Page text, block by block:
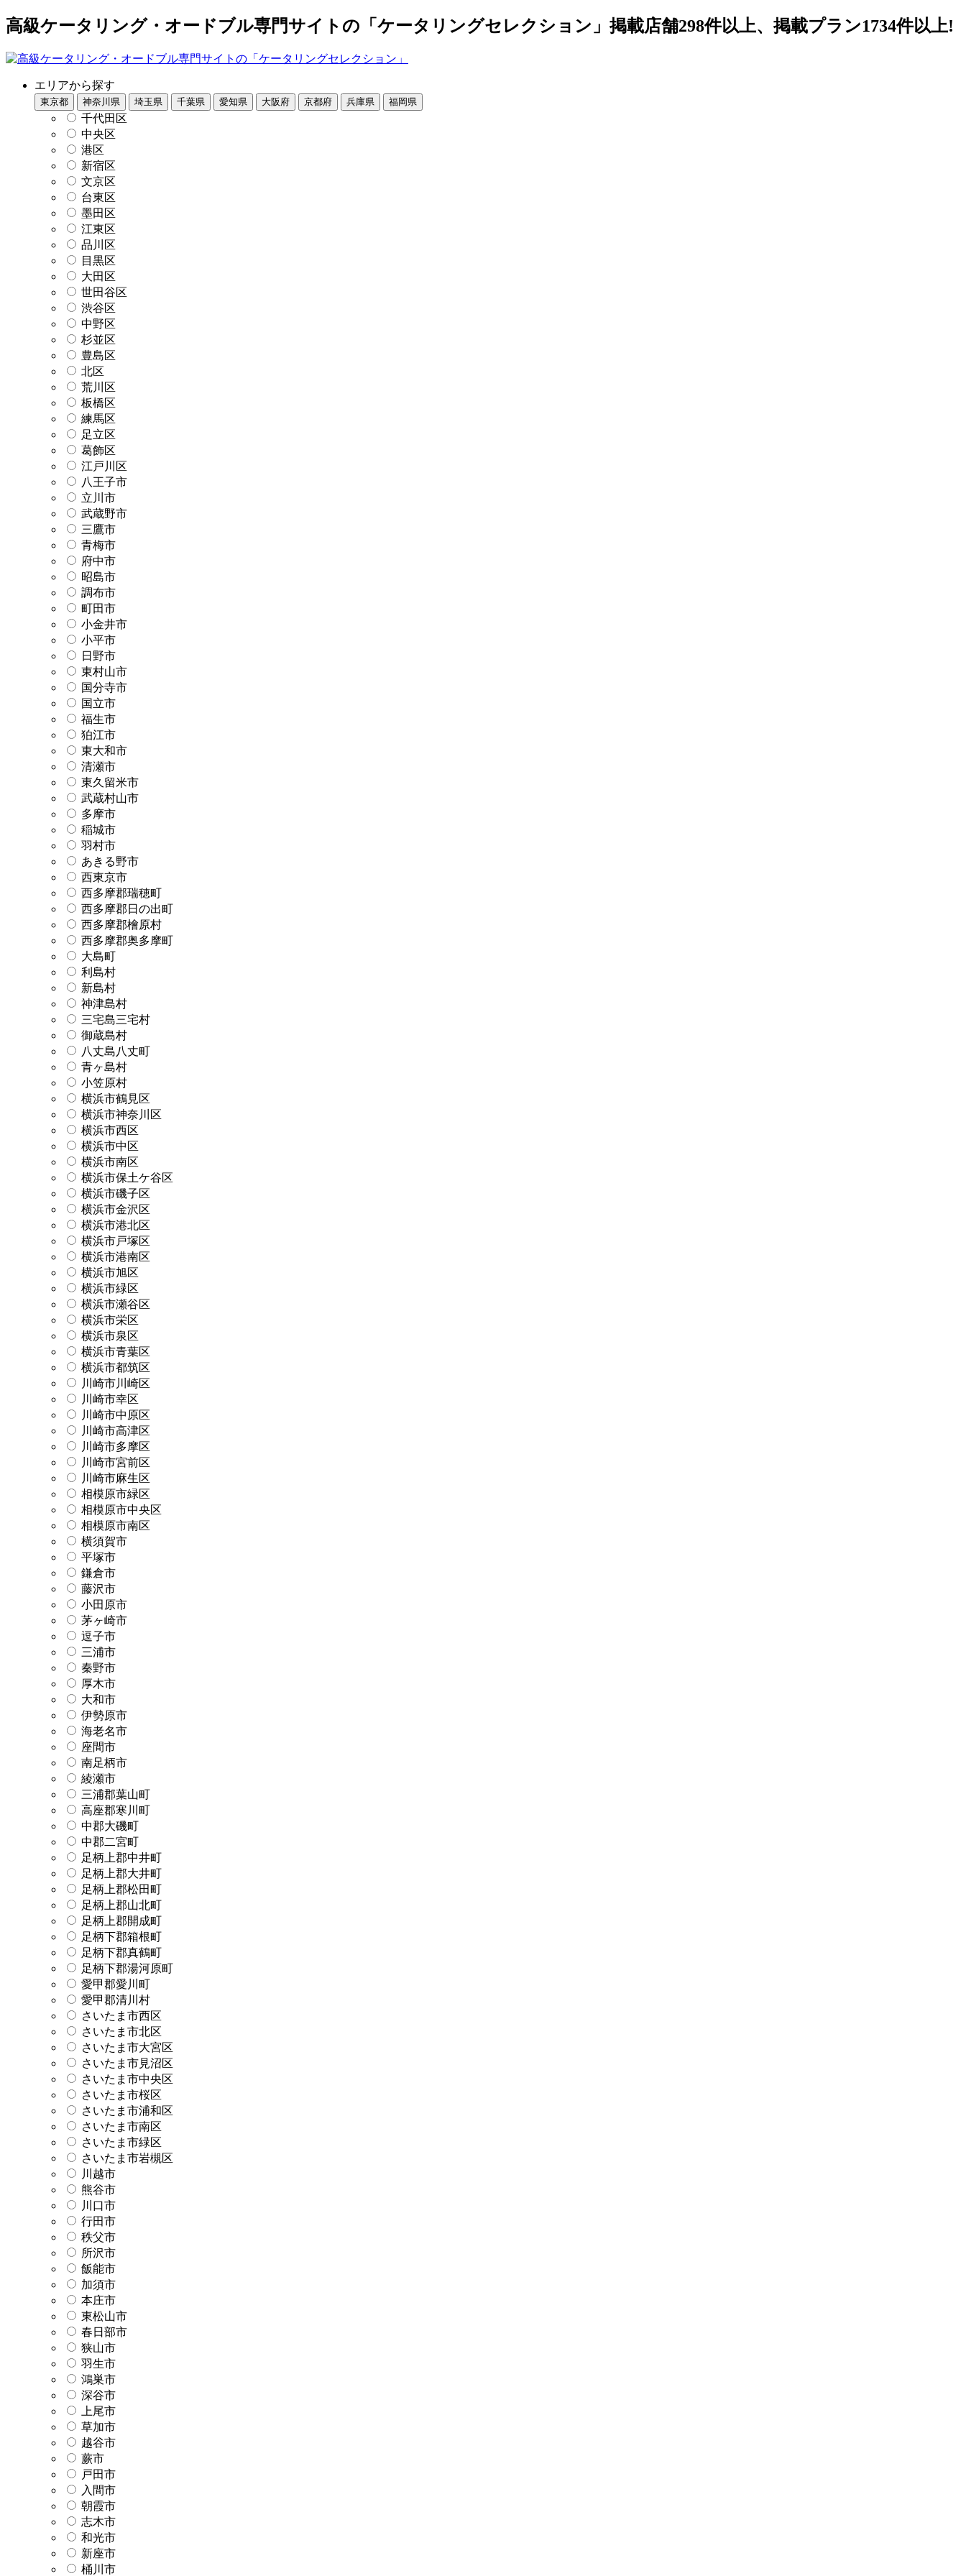
高級ケータリング・オードブル専門サイトの「ケータリングセレクション」掲載店舗298件以上、掲載プラン1734件以上!
エリアから探す
東京都 神奈川県 埼玉県 千葉県 愛知県 大阪府 京都府 兵庫県 福岡県
千代田区
中央区
港区
新宿区
文京区
台東区
墨田区
江東区
品川区
目黒区
大田区
世田谷区
渋谷区
中野区
杉並区
豊島区
北区
荒川区
板橋区
練馬区
足立区
葛飾区
江戸川区
八王子市
立川市
武蔵野市
三鷹市
青梅市
府中市
昭島市
調布市
町田市
小金井市
小平市
日野市
東村山市
国分寺市
国立市
福生市
狛江市
東大和市
清瀬市
東久留米市
武蔵村山市
多摩市
稲城市
羽村市
あきる野市
西東京市
西多摩郡瑞穂町
西多摩郡日の出町
西多摩郡檜原村
西多摩郡奥多摩町
大島町
利島村
新島村
神津島村
三宅島三宅村
御蔵島村
八丈島八丈町
青ヶ島村
小笠原村
横浜市鶴見区
横浜市神奈川区
横浜市西区
横浜市中区
横浜市南区
横浜市保土ケ谷区
横浜市磯子区
横浜市金沢区
横浜市港北区
横浜市戸塚区
横浜市港南区
横浜市旭区
横浜市緑区
横浜市瀬谷区
横浜市栄区
横浜市泉区
横浜市青葉区
横浜市都筑区
川崎市川崎区
川崎市幸区
川崎市中原区
川崎市高津区
川崎市多摩区
川崎市宮前区
川崎市麻生区
相模原市緑区
相模原市中央区
相模原市南区
横須賀市
平塚市
鎌倉市
藤沢市
小田原市
茅ヶ崎市
逗子市
三浦市
秦野市
厚木市
大和市
伊勢原市
海老名市
座間市
南足柄市
綾瀬市
三浦郡葉山町
高座郡寒川町
中郡大磯町
中郡二宮町
足柄上郡中井町
足柄上郡大井町
足柄上郡松田町
足柄上郡山北町
足柄上郡開成町
足柄下郡箱根町
足柄下郡真鶴町
足柄下郡湯河原町
愛甲郡愛川町
愛甲郡清川村
さいたま市西区
さいたま市北区
さいたま市大宮区
さいたま市見沼区
さいたま市中央区
さいたま市桜区
さいたま市浦和区
さいたま市南区
さいたま市緑区
さいたま市岩槻区
川越市
熊谷市
川口市
行田市
秩父市
所沢市
飯能市
加須市
本庄市
東松山市
春日部市
狭山市
羽生市
鴻巣市
深谷市
上尾市
草加市
越谷市
蕨市
戸田市
入間市
朝霞市
志木市
和光市
新座市
桶川市